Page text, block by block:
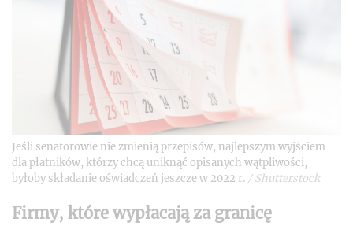
Jeśli senatorowie nie zmienią przepisów, najlepszym wyjściem
dla płatników, którzy chcą uniknąć opisanych wątpliwości,
byłoby składanie oświadczeń jeszcze w 2022 r. / Shutterstock
Firmy, które wypłacają za granicę